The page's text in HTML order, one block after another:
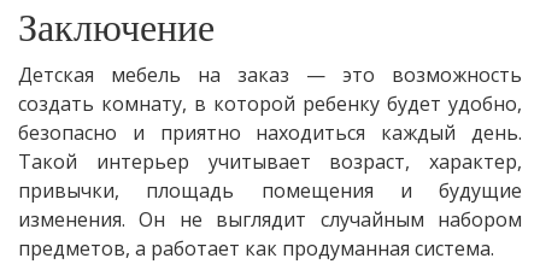
Заключение
Детская мебель на заказ — это возможность
создать комнату, в которой ребенку будет удобно,
безопасно и приятно находиться каждый день.
Такой интерьер учитывает возраст, характер,
привычки, площадь помещения и будущие
изменения. Он не выглядит случайным набором
предметов, а работает как продуманная система.